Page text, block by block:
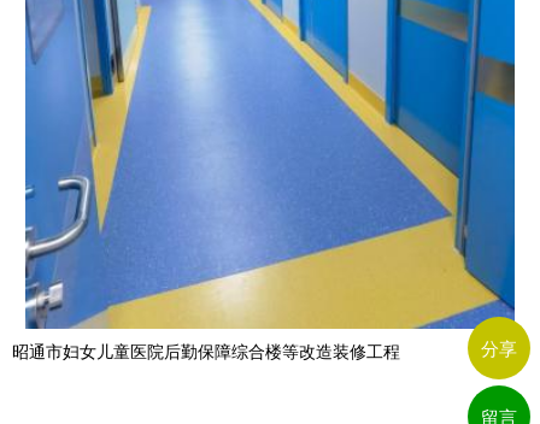
昭通市妇女儿童医院后勤保障综合楼等改造装修工程 分享
留言